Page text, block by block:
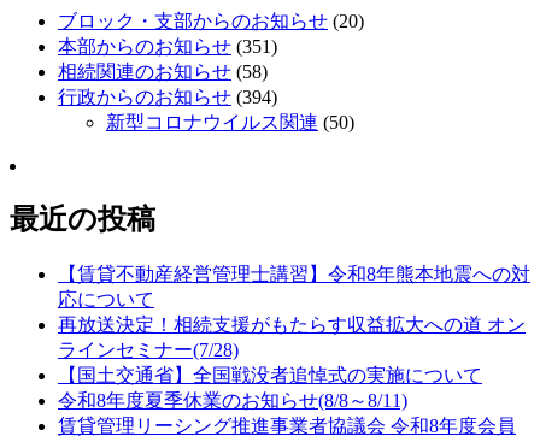
ブロック・支部からのお知らせ (20)
本部からのお知らせ (351)
相続関連のお知らせ (58)
行政からのお知らせ (394)
新型コロナウイルス関連 (50)
最近の投稿
【賃貸不動産経営管理士講習】令和8年熊本地震への対
応について
再放送決定！相続支援がもたらす収益拡大への道 オン
ラインセミナー(7/28)
【国土交通省】全国戦没者追悼式の実施について
令和8年度夏季休業のお知らせ(8/8～8/11)
賃貸管理リーシング推進事業者協議会 令和8年度会員